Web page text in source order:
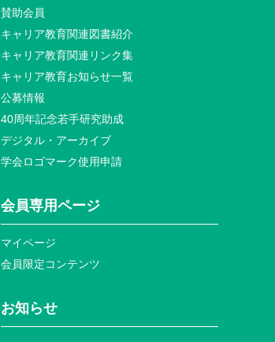
賛助会員
キャリア教育関連図書紹介
キャリア教育関連リンク集
キャリア教育お知らせ⼀覧
公募情報
40周年記念若⼿研究助成
デジタル・アーカイブ
学会ロゴマーク使⽤申請
会員専⽤ページ
マイページ
会員限定コンテンツ
お知らせ